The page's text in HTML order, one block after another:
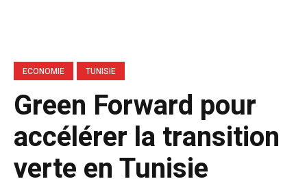
ECONOMIE TUNISIE
Green Forward pour
accélérer la transition
verte en Tunisie